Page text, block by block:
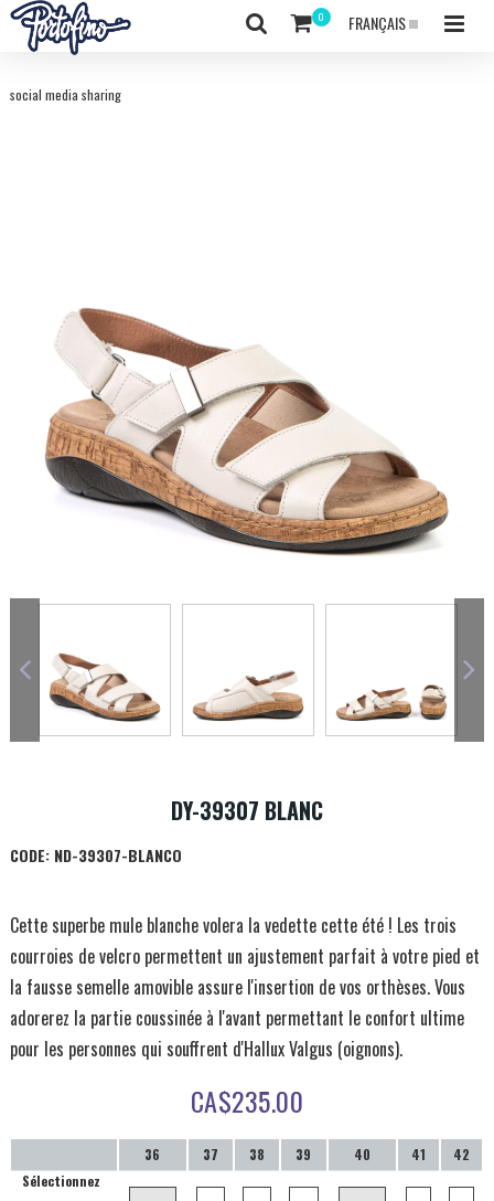
FRANÇAIS
social media sharing
DY-39307 BLANC
CODE:ND-39307-BLANCO
Cette superbe mule blanche volera la vedette cette été ! Les trois
courroies de velcro permettent un ajustement parfait à votre pied et
la fausse semelle amovible assure l'insertion de vos orthèses. Vous
adorerez la partie coussinée à l'avant permettant le confort ultime
pour les personnes qui souffrent d'Hallux Valgus (oignons).
CA$235.00
36 37 38 39 40 41
42
Sélectionnez